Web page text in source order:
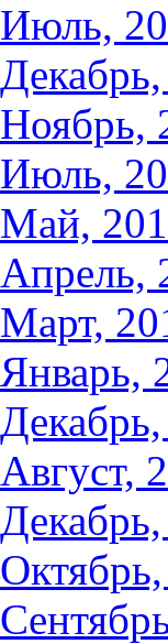
Июль,
Ноябрь,
Июль,
Май,
Апрель,
Март,
Январь,
Август,